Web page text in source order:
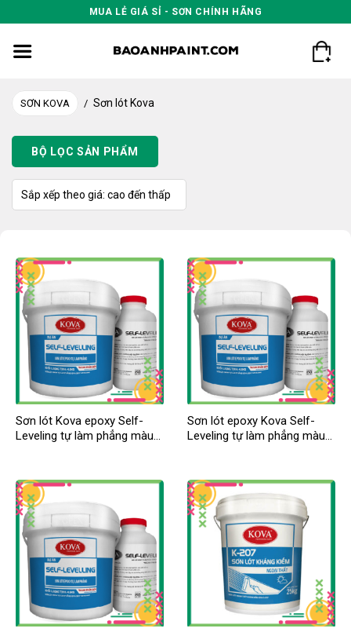
to
content
MUA LẺ GIÁ SỈ - SƠN CHÍNH HÃNG
SƠN KOVA / Sơn lót Kova
BỘ LỌC SẢN PHẨM
Sơn lót Kova epoxy Self-
Leveling tự làm phẳng màu
Sơn lót epoxy Kova Self-
Leveling tự làm phẳng màu